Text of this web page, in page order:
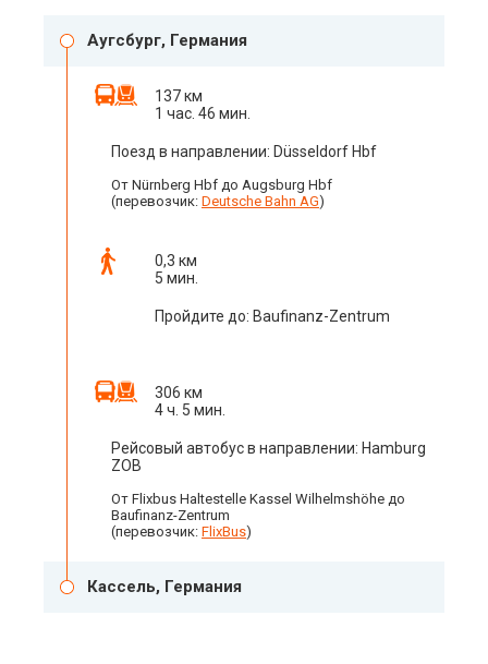
Аугсбург, Германия
137 км
1 час. 46 мин.
Поезд в направлении: Düsseldorf Hbf
От Nürnberg Hbf до Augsburg Hbf
(перевозчик: Deutsche Bahn AG)
0,3 км
5 мин.
Пройдите до: Baufinanz-Zentrum
306 км
4 ч. 5 мин.
Рейсовый автобус в направлении: Hamburg
ZOB
От Flixbus Haltestelle Kassel Wilhelmshöhe до
Baufinanz-Zentrum
(перевозчик: FlixBus)
Кассель, Германия